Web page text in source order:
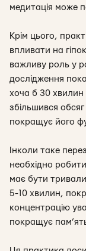
медитація може
Крім цього,
впливати на
важливу роль у
дослідження
хоча б 30 хвилин
збільшився обсяг
покращує його
Інколи таке
необхідно
має бути
5-10 хвилин,
концентрацію
покращує